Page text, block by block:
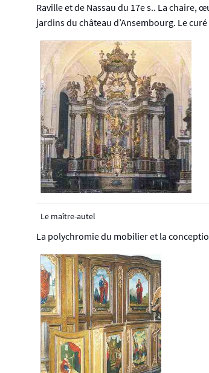
Raville et de Nassau du 17e s.. La chaire,
jardins du château d’Ansembourg. Le
Le maître-autel
La polychromie du mobilier et la